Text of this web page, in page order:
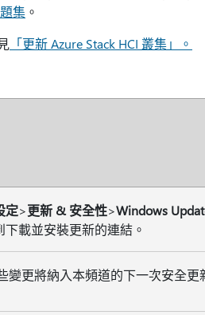
集 。
「更新 Azure Stack HCI 叢集」。
定>更新 & 安全性>Windows
下載並安裝更新的連結。
變更將納入本頻道的下一次安全更